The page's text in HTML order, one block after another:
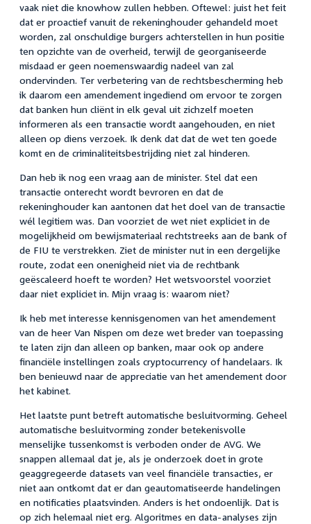
vaak niet die knowhow zullen hebben. Oftewel: juist het feit
dat er proactief vanuit de rekeninghouder gehandeld moet
worden, zal onschuldige burgers achterstellen in hun positie
ten opzichte van de overheid, terwijl de georganiseerde
misdaad er geen noemenswaardig nadeel van zal
ondervinden. Ter verbetering van de rechtsbescherming heb
ik daarom een amendement ingediend om ervoor te zorgen
dat banken hun cliënt in elk geval uit zichzelf moeten
informeren als een transactie wordt aangehouden, en niet
alleen op diens verzoek. Ik denk dat dat de wet ten goede
komt en de criminaliteitsbestrijding niet zal hinderen.
Dan heb ik nog een vraag aan de minister. Stel dat een
transactie onterecht wordt bevroren en dat de
rekeninghouder kan aantonen dat het doel van de transactie
wél legitiem was. Dan voorziet de wet niet expliciet in de
mogelijkheid om bewijsmateriaal rechtstreeks aan de bank of
de FIU te verstrekken. Ziet de minister nut in een dergelijke
route, zodat een onenigheid niet via de rechtbank
geëscaleerd hoeft te worden? Het wetsvoorstel voorziet
daar niet expliciet in. Mijn vraag is: waarom niet?
Ik heb met interesse kennisgenomen van het amendement
van de heer Van Nispen om deze wet breder van toepassing
te laten zijn dan alleen op banken, maar ook op andere
financiële instellingen zoals cryptocurrency of handelaars. Ik
ben benieuwd naar de appreciatie van het amendement door
het kabinet.
Het laatste punt betreft automatische besluitvorming. Geheel
automatische besluitvorming zonder betekenisvolle
menselijke tussenkomst is verboden onder de AVG. We
snappen allemaal dat je, als je onderzoek doet in grote
geaggregeerde datasets van veel financiële transacties, er
niet aan ontkomt dat er dan geautomatiseerde handelingen
en notificaties plaatsvinden. Anders is het ondoenlijk. Dat is
op zich helemaal niet erg. Algoritmes en data-analyses zijn